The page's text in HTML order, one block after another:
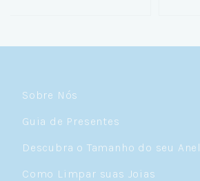
Sobre Nós
Guia de Presentes
Descubra o Tamanho do seu Anel
Como Limpar suas Joias